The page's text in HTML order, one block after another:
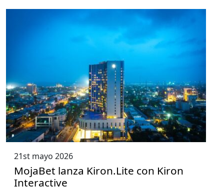
21st mayo 2026
MojaBet lanza Kiron.Lite con Kiron
Interactive